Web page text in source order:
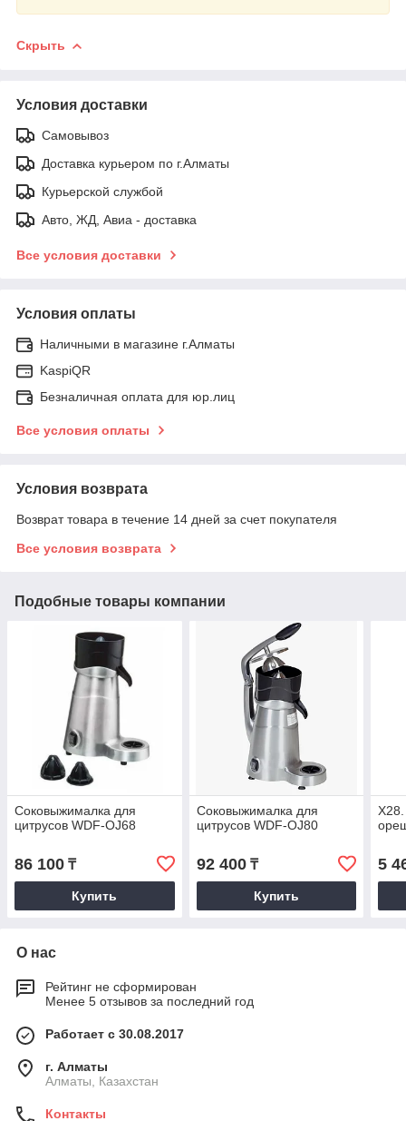
Скрыть
Условия доставки
Самовывоз
Доставка курьером по г.Алматы
Курьерской службой
Авто, ЖД, Авиа - доставка
Все условия доставки
Условия оплаты
Наличными в магазине г.Алматы
KaspiQR
Безналичная оплата для юр.лиц
Все условия оплаты
Условия возврата
Возврат товара в течение 14 дней за счет покупателя
Все условия возврата
Подобные товары компании
Соковыжималка для
цитрусов WDF-OJ68
86 100 ₸
Купить
Соковыжималка для
цитрусов WDF-OJ80
92 400₸
Купить
Х28.
5
О нас
Рейтинг не сформирован
Менее 5 отзывов за последний год
Работает с 30.08.2017
г. Алматы
Алматы, Казахстан
Контакты